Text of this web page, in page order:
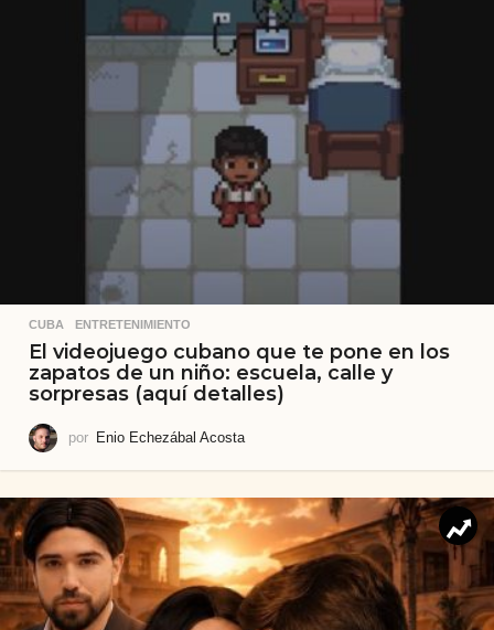
CUBA ,ENTRETENIMIENTO
El videojuego cubano que te pone en los
zapatos de un niño: escuela, calle y
sorpresas (aquí detalles)
por Enio Echezábal Acosta